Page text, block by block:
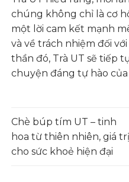
chúng không chỉ là cơ
một lời cam kết mạnh
và về trách nhiệm đối
thần đó, Trà UT sẽ tiếp
chuyện đáng tự hào
Chè búp tím UT – tinh
hoa từ thiên nhiên, giá trị
cho sức khoẻ hiện đại